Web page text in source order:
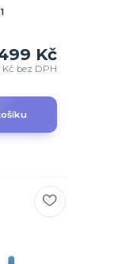
Kč
Kč bez DPH